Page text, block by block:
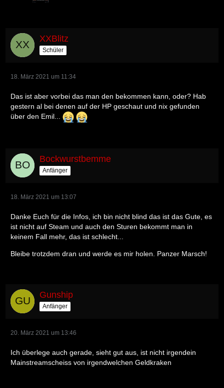
XXBlitz
Schüler
18. März 2021 um 11:34
Das ist aber vorbei das man den bekommen kann, oder? Hab
gestern al bei denen auf der HP geschaut und nix gefunden
über den Emil...
Bockwurstbemme
Anfänger
18. März 2021 um 13:07
Danke Euch für die Infos, ich bin nicht blind das ist das Gute, es
ist nicht auf Steam und auch den Sturen bekommt man in
keinem Fall mehr, das ist schlecht...
Bleibe trotzdem dran und werde es mir holen. Panzer Marsch!
Gunship
Anfänger
20. März 2021 um 13:46
Ich überlege auch gerade, sieht gut aus, ist nicht irgendein
Mainstreamscheiss von irgendwelchen Geldkraken